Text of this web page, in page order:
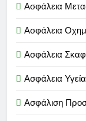
Ασφάλεια
Ασφάλεια
Ασφάλεια
Ασφάλεια
Ασφάλιση